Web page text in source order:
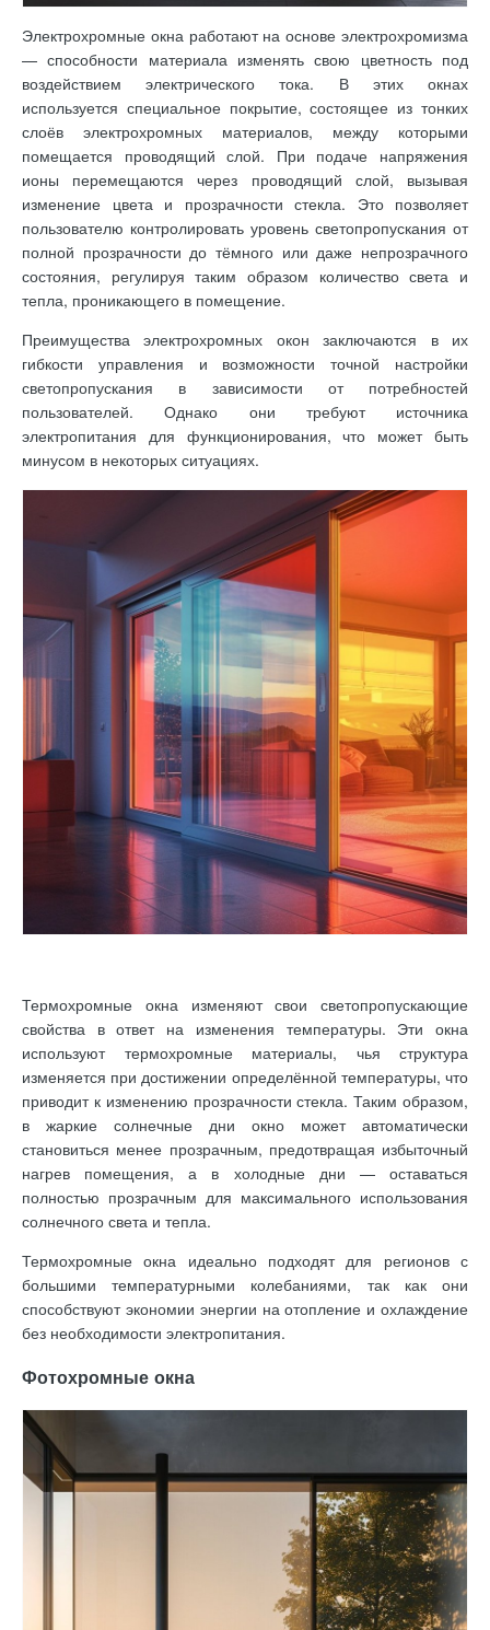
Электрохромные окна работают на основе электрохромизма
— способности материала изменять свою цветность под
воздействием электрического тока. В этих окнах
используется специальное покрытие, состоящее из тонких
слоёв электрохромных материалов, между которыми
помещается проводящий слой. При подаче напряжения
ионы перемещаются через проводящий слой, вызывая
изменение цвета и прозрачности стекла. Это позволяет
пользователю контролировать уровень светопропускания от
полной прозрачности до тёмного или даже непрозрачного
состояния, регулируя таким образом количество света и
тепла, проникающего в помещение.
Преимущества электрохромных окон заключаются в их
гибкости управления и возможности точной настройки
светопропускания в зависимости от потребностей
пользователей. Однако они требуют источника
электропитания для функционирования, что может быть
минусом в некоторых ситуациях.
Термохромные окна изменяют свои светопропускающие
свойства в ответ на изменения температуры. Эти окна
используют термохромные материалы, чья структура
изменяется при достижении определённой температуры, что
приводит к изменению прозрачности стекла. Таким образом,
в жаркие солнечные дни окно может автоматически
становиться менее прозрачным, предотвращая избыточный
нагрев помещения, а в холодные дни — оставаться
полностью прозрачным для максимального использования
солнечного света и тепла.
Термохромные окна идеально подходят для регионов с
большими температурными колебаниями, так как они
способствуют экономии энергии на отопление и охлаждение
без необходимости электропитания.
Фотохромные окна